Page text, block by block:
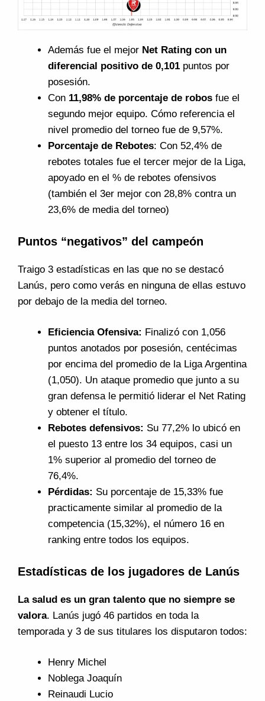
Además fue el mejor Net Rating con un
diferencial positivo de 0,101 puntos por
posesión.
Con 11,98% de porcentaje de robos fue el
segundo mejor equipo. Cómo referencia el
nivel promedio del torneo fue de 9,57%.
Porcentaje de Rebotes: Con 52,4% de
rebotes totales fue el tercer mejor de la Liga,
apoyado en el % de rebotes ofensivos
(también el 3er mejor con 28,8% contra un
23,6% de media del torneo)
Puntos “negativos” del campeón
Traigo 3 estadísticas en las que no se destacó
Lanús, pero como verás en ninguna de ellas estuvo
por debajo de la media del torneo.
Eficiencia Ofensiva: Finalizó con 1,056
puntos anotados por posesión, centécimas
por encima del promedio de la Liga Argentina
(1,050). Un ataque promedio que junto a su
gran defensa le permitió liderar el Net Rating
y obtener el título.
Rebotes defensivos: Su 77,2% lo ubicó en
el puesto 13 entre los 34 equipos, casi un
1% superior al promedio del torneo de
76,4%.
Pérdidas: Su porcentaje de 15,33% fue
practicamente similar al promedio de la
competencia (15,32%), el número 16 en
ranking entre todos los equipos.
Estadísticas de los jugadores de Lanús
La salud es un gran talento que no siempre se
valora. Lanús jugó 46 partidos en toda la
temporada y 3 de sus titulares los disputaron todos:
Henry Michel
Noblega Joaquín
Reinaudi Lucio